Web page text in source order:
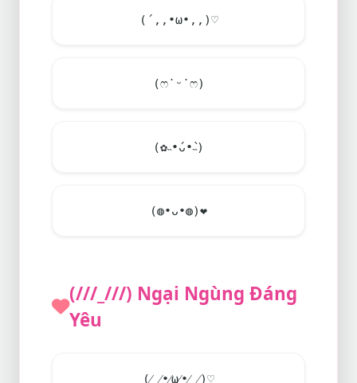
(´,,•ω•,,)♡
(ෆ˙ᵕ˙ෆ)
(✿˵•́ᴗ•̀˵)
(◍•ᴗ•◍)❤
(///_///) Ngại Ngùng Đáng
Yêu
(⁄ ⁄•⁄ω⁄•⁄ ⁄)♡